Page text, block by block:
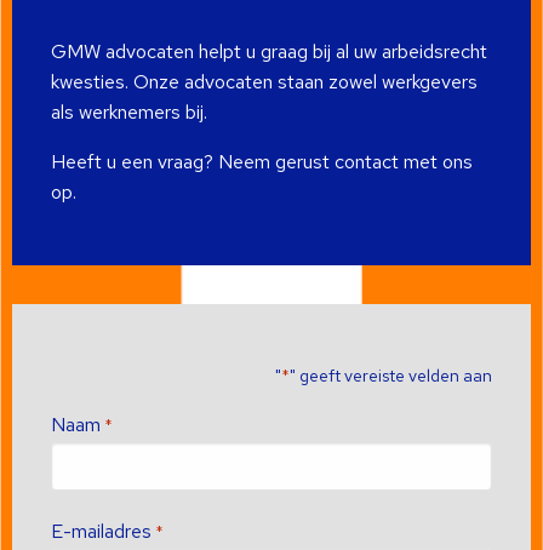
GMW advocaten helpt u graag bij al uw arbeidsrecht
kwesties. Onze advocaten staan zowel werkgevers
als werknemers bij.
Heeft u een vraag? Neem gerust contact met ons
op.
"*" geeft vereiste velden aan
Naam *
E-mailadres *